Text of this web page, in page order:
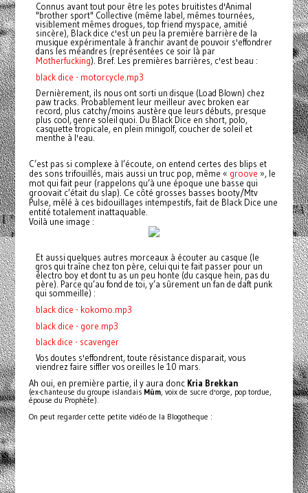
Connus avant tout pour être les potes bruitistes d'Animal
"brother sport" Collective (même label, mêmes tournées,
visiblement mêmes drogues, top friend myspace, amitié
sincère), Black dice c'est un peu la première barrière de la
musique expérimentale à franchir avant de pouvoir s'effondrer
dans les méandres (représentées ce soir là par
Motherfucking). Bref. Les premières barrières, c'est beau :
black dice - motorcycle.mp3
Dernièrement, ils nous ont sorti un disque (Load Blown) chez
paw tracks. Probablement leur meilleur avec broken ear
record, plus catchy/moins austère que leurs débuts, presque
plus cool, genre soleil quoi. Du Black Dice en short, polo,
casquette tropicale, en plein minigolf, coucher de soleil et
menthe à l'eau.
C’est pas si complexe à l’écoute, on entend certes des blips et
des sons trifouillés, mais aussi un truc pop, même « groove », le
mot qui fait peur (rappelons qu’à une époque une basse qui
groovait c’était du slap). Ce côté grosses basses booty/Mtv
Pulse, mêlé à ces bidouillages intempestifs, fait de Black Dice une
entité totalement inattaquable.
Voilà une image :
Et aussi quelques autres morceaux à écouter au casque (le
gros qui traîne chez ton père, celui qui te fait passer pour un
électro boy et dont tu as un peu honte (du casque hein, pas du
père). Parce qu’au fond de toi, y’a sûrement un fan de daft punk
qui sommeille) :
black dice - kokomo.mp3
black dice - gore.mp3
black dice - scavenger
Vos doutes s'effondrent, toute résistance disparait, vous
viendrez faire siffler vos oreilles le 10 mars.
Ah oui, en première partie, il y aura donc Kria Brekkan
(ex-chanteuse du groupe islandais Mùm, voix de sucre d'orge, pop tordue,
épouse du Prophète).
On peut regarder cette petite vidéo de la Blogotheque :